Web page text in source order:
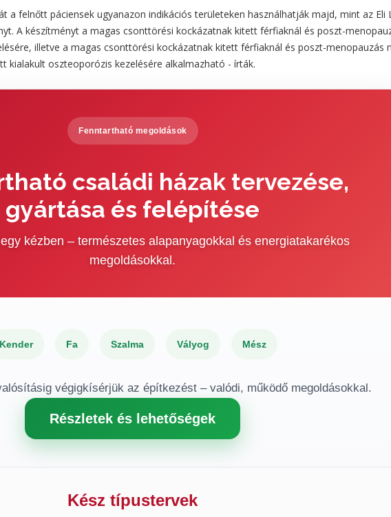
a felnőtt páciensek ugyanazon indikációs területeken használhatják majd, mint az Eli
A készítményt a magas csonttörési kockázatnak kitett férfiaknál és poszt-
illetve a magas csonttörési kockázatnak kitett férfiaknál és poszt-menopauzás
kialakult oszteoporózis kezelésére alkalmazható - írták.
Fenntartható megoldások
családi házak tervezése,
gyártása és felépítése
kézben – természetes alapanyagokkal és energiatakarékos
megoldásokkal.
Kender Fa Szalma Vályog Mész
végigkísérjük az építkezést – valódi, működő megoldásokkal.
Részletek és lehetőségek
Kész típustervek